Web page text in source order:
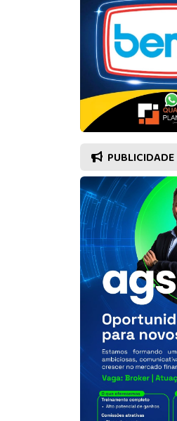
PUBLICIDADE